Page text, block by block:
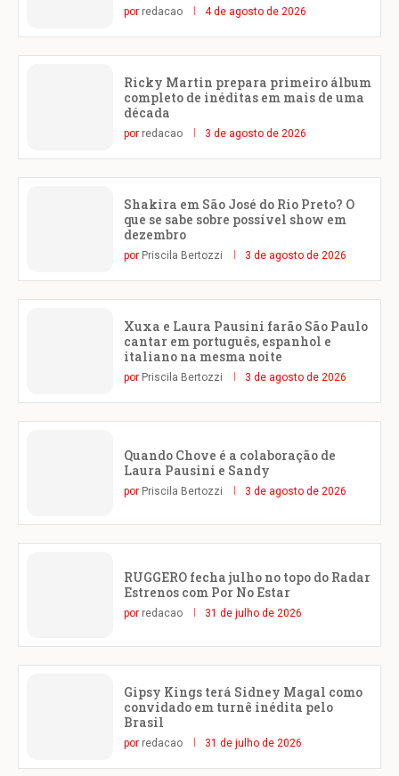
por redacao 4 de agosto de 2026
Ricky Martin prepara primeiro álbum
completo de inéditas em mais de uma
década
por redacao 3 de agosto de 2026
Shakira em São José do Rio Preto? O
que se sabe sobre possível show em
dezembro
por Priscila Bertozzi 3 de agosto de 2026
Xuxa e Laura Pausini farão São Paulo
cantar em português, espanhol e
italiano na mesma noite
por Priscila Bertozzi 3 de agosto de 2026
Quando Chove é a colaboração de
Laura Pausini e Sandy
por Priscila Bertozzi 3 de agosto de 2026
RUGGERO fecha julho no topo do Radar
Estrenos com Por No Estar
por redacao 31 de julho de 2026
Gipsy Kings terá Sidney Magal como
convidado em turnê inédita pelo
Brasil
por redacao 31 de julho de 2026